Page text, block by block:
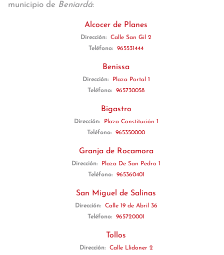
municipio de Beniardá:
Alcocer de Planes
Dirección:
Calle San Gil 2
Teléfono:
965531444
Benissa
Dirección:
Plaza Portal 1
Teléfono:
965730058
Bigastro
Dirección:
Plaza Constitución 1
Teléfono:
965350000
Granja de Rocamora
Dirección:
Plaza De San Pedro 1
Teléfono:
965360401
San Miguel de Salinas
Dirección:
Calle 19 de Abril 36
Teléfono:
965720001
Tollos
Dirección:
Calle Llidoner 2